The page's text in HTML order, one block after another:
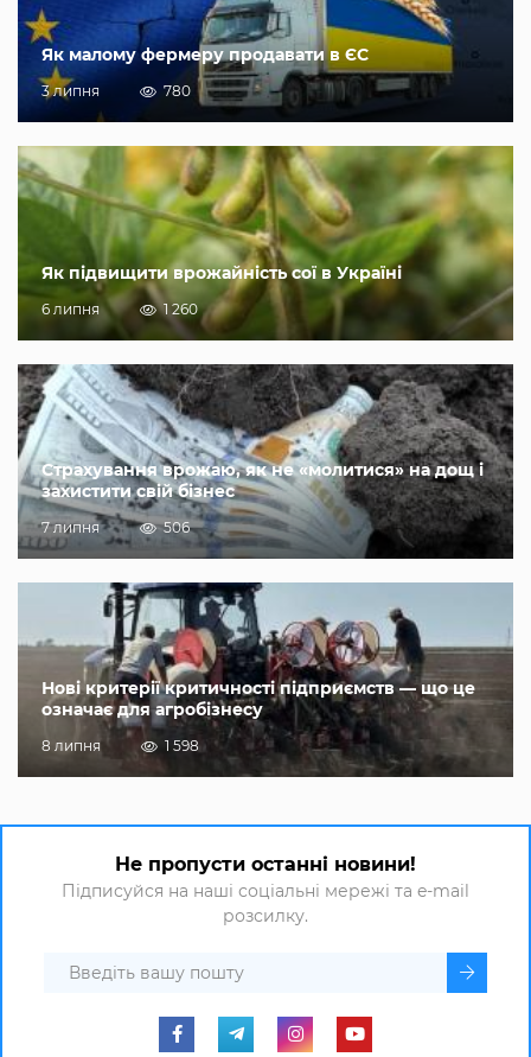
Як малому фермеру продавати в ЄС
3 липня 780
Як підвищити врожайність сої в Україні
6 липня 1 260
Страхування врожаю, як не «молитися» на дощ і
захистити свій бізнес
7 липня 506
Нові критерії критичності підприємств — що це
означає для агробізнесу
8 липня 1 598
Не пропусти останні новини!
Підписуйся на наші соціальні мережі та e-mail
розсилку.